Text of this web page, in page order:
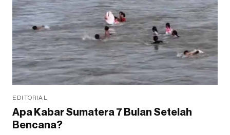
EDITORIAL
Apa Kabar Sumatera 7 Bulan Setelah
Bencana?